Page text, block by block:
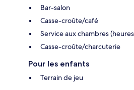
Bar-salon
Casse-croûte/café
Service aux chambres
Casse-croûte/charcuterie
Pour les enfants
Terrain de jeu